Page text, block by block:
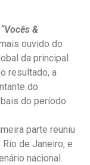
“Vocês &
ouvido do
da principal
resultado, a
do
do período.
parte reuniu
de Janeiro, e
nacional.